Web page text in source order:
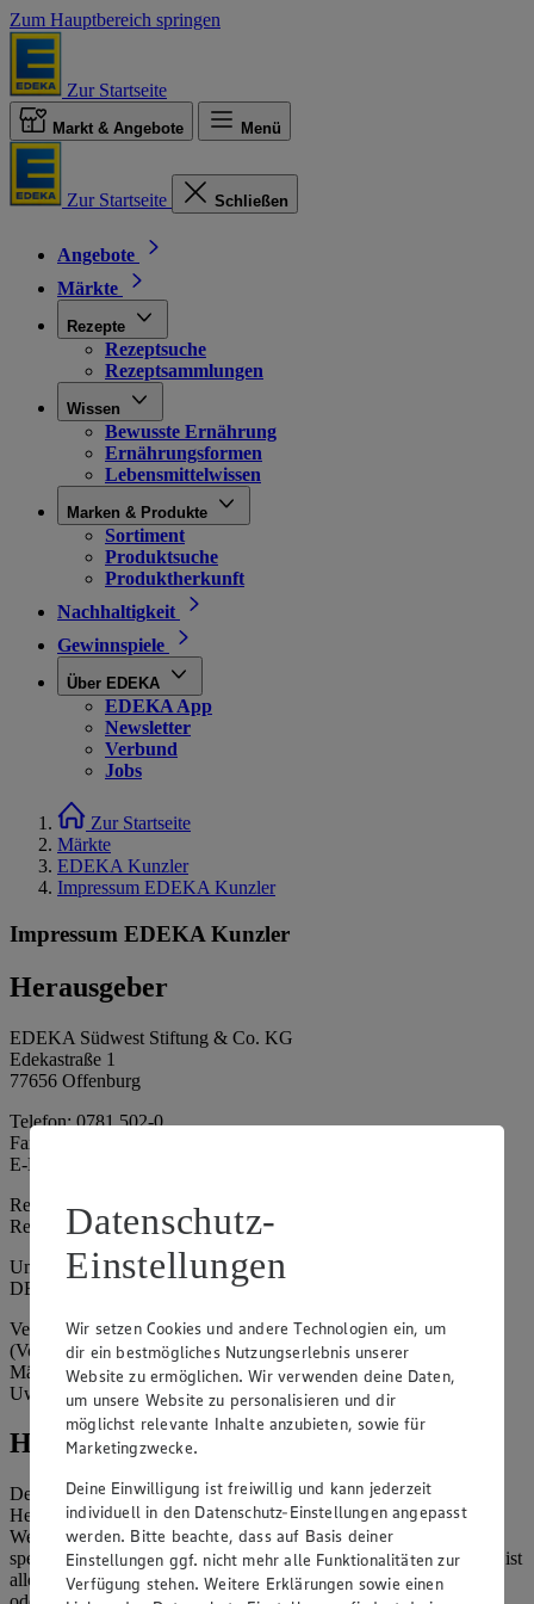
Zum Hauptbereich springen
Zur Startseite
Markt & Angebote Menü
Zur Startseite Schließen
Angebote
Märkte
Rezepte
Rezeptsuche
Rezeptsammlungen
Wissen
Bewusste Ernährung
Ernährungsformen
Lebensmittelwissen
Marken & Produkte
Sortiment
Produktsuche
Produktherkunft
Nachhaltigkeit
Gewinnspiele
Über EDEKA
EDEKA App
Newsletter
Verbund
Jobs
Zur Startseite
Märkte
EDEKA Kunzler
Impressum EDEKA Kunzler
Impressum EDEKA Kunzler
Herausgeber
EDEKA Südwest Stiftung & Co. KG
Edekastraße 1
77656 Offenburg
Telefon: 0781 502-0
Fax: 0781 502-6180
E-Mail: kundenservice@edeka-suedwest.de
Registergericht: Amtsgericht Freiburg i.B.
Registernummer: HRA 707629
Umsatzsteuer-Identifikationsnummer gem. § 27a UStG:
DE815916131
Vertretungsberechtigte: Rainer Huber (Sprecher)
(Vorstandsmitglied), Klaus Fickert (Vorstandsmitglied), Jürgen
Mäder (Vorstandsmitglied), Patrick Mogck (Vorstandsmitglied),
Uwe Kohler
Hinweise
Der Inhalt dieser Website ist urheberrechtlich geschützt. Der
Herausgeber gewährt Ihnen jedoch das Recht, den auf dieser
Website bereitgestellten Text ganz oder ausschnittsweise zu
speichern und zu vervielfältigen. Aus Gründen des Urheberrechts ist
allerdings die Speicherung und Vervielfältigung von Bildmaterial
Datenschutz-
Einstellungen
Wir setzen Cookies und andere Technologien ein, um
dir ein bestmögliches Nutzungserlebnis unserer
Website zu ermöglichen. Wir verwenden deine Daten,
um unsere Website zu personalisieren und dir
möglichst relevante Inhalte anzubieten, sowie für
Marketingzwecke.
Deine Einwilligung ist freiwillig und kann jederzeit
individuell in den Datenschutz-Einstellungen angepasst
werden. Bitte beachte, dass auf Basis deiner
Einstellungen ggf. nicht mehr alle Funktionalitäten zur
Verfügung stehen. Weitere Erklärungen sowie einen